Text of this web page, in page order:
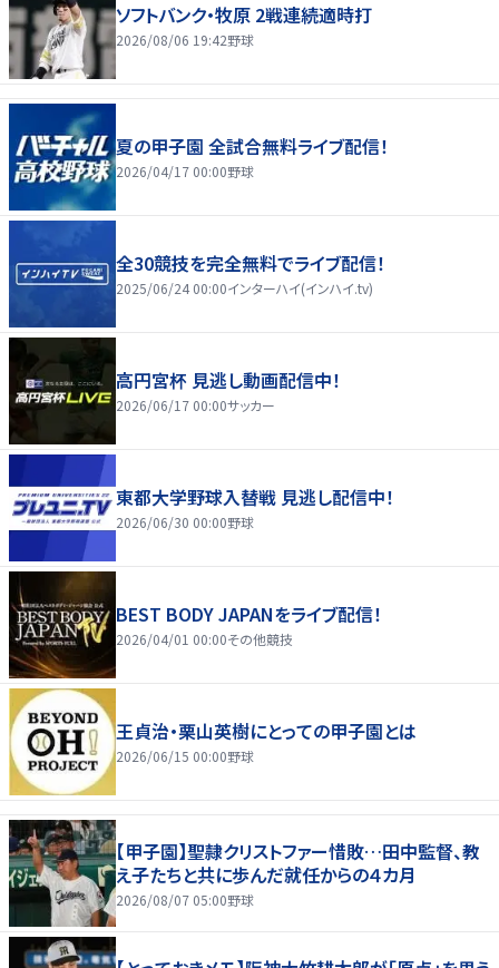
ソフトバンク・牧原 2戦連続適時打
2026/08/06 19:42野球
夏の甲子園 全試合無料ライブ配信！
2026/04/17 00:00野球
全30競技を完全無料でライブ配信！
2025/06/24 00:00インターハイ(インハイ.tv)
高円宮杯 見逃し動画配信中！
2026/06/17 00:00サッカー
東都大学野球入替戦 見逃し配信中！
2026/06/30 00:00野球
BEST BODY JAPANをライブ配信！
2026/04/01 00:00その他競技
王貞治・栗山英樹にとっての甲子園とは
2026/06/15 00:00野球
【甲子園】聖隷クリストファー惜敗…田中監督、教
え子たちと共に歩んだ就任からの４カ月
2026/08/07 05:00野球